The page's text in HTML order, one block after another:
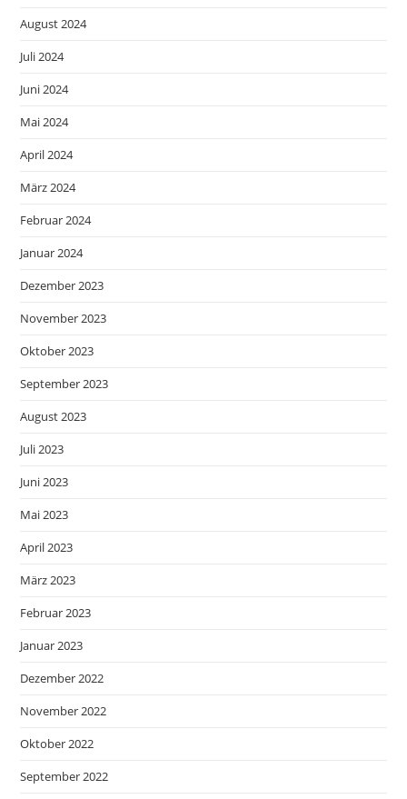
August 2024
Juli 2024
Juni 2024
Mai 2024
April 2024
März 2024
Februar 2024
Januar 2024
Dezember 2023
November 2023
Oktober 2023
September 2023
August 2023
Juli 2023
Juni 2023
Mai 2023
April 2023
März 2023
Februar 2023
Januar 2023
Dezember 2022
November 2022
Oktober 2022
September 2022